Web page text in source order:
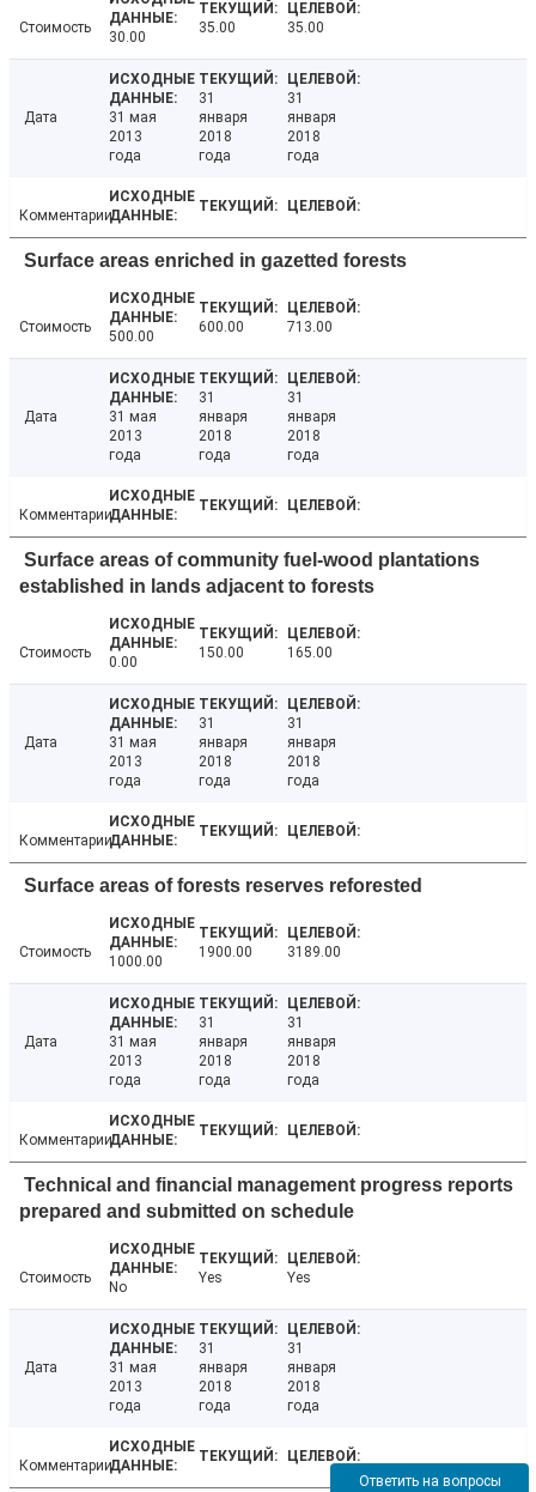
Стоимость
30.00
35.00 35.00
Дата
31 мая
2013
года
31
января
2018
года
31
января
2018
года
Комментарии
Surface areas enriched in gazetted forests
Стоимость
500.00
600.00 713.00
Дата
31 мая
2013
года
31
января
2018
года
31
января
2018
года
Комментарии
Surface areas of community fuel-wood plantations
established in lands adjacent to forests
Стоимость
0.00
150.00 165.00
Дата
31 мая
2013
года
31
января
2018
года
31
января
2018
года
Комментарии
Surface areas of forests reserves reforested
Стоимость
1000.00
1900.00 3189.00
Дата
31 мая
2013
года
31
января
2018
года
31
января
2018
года
Комментарии
Technical and financial management progress reports
prepared and submitted on schedule
Стоимость
No
Yes Yes
Дата
31 мая
2013
года
31
января
2018
года
31
января
2018
года
Комментарии
Ответить на вопросы